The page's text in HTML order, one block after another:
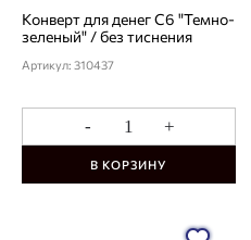
Конверт для денег С6 "Темно-
зеленый" / без тиснения
Артикул: 310437
- +
В КОРЗИНУ